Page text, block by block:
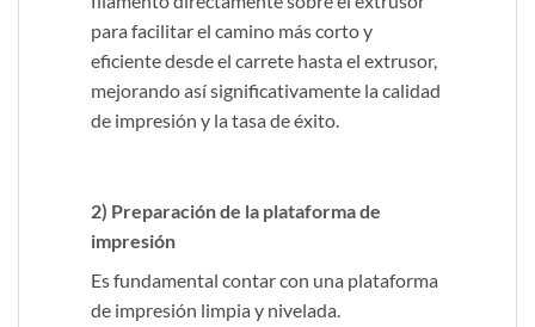
para facilitar el camino más corto y
eficiente desde el carrete hasta el extrusor,
mejorando así significativamente la calidad
de impresión y la tasa de éxito.
2) Preparación de la plataforma de
impresión
Es fundamental contar con una plataforma
de impresión limpia y nivelada.